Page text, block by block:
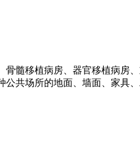
髓移植病房、器官移植病
共场所的地面、墙面、家具